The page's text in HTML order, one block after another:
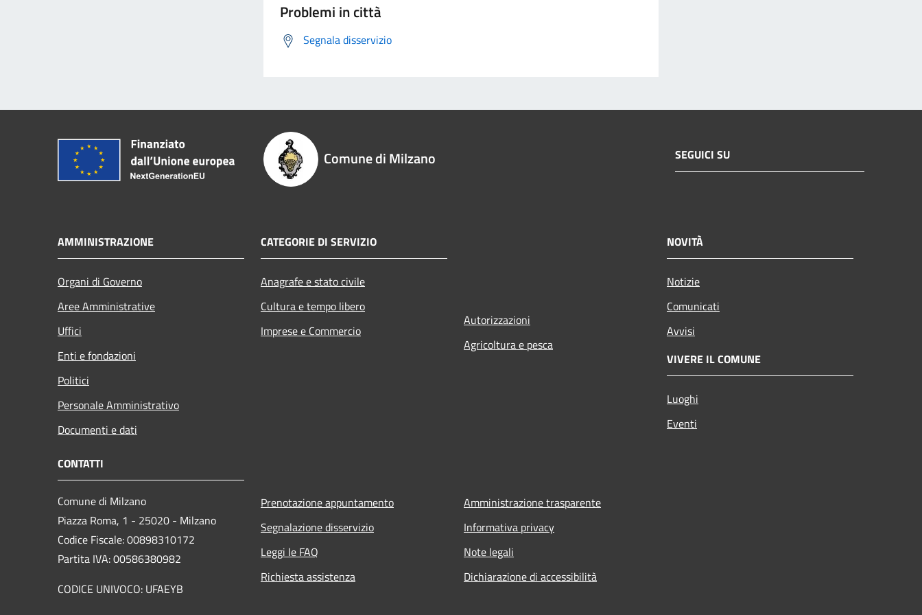
Problemi in città
Segnala disservizio
Comune di Milzano SEGUICI SU
AMMINISTRAZIONE
Organi di Governo
Aree Amministrative
Uffici
Enti e fondazioni
Politici
Personale Amministrativo
Documenti e dati
CATEGORIE DI SERVIZIO
Anagrafe e stato civile
Cultura e tempo libero
Imprese e Commercio
Autorizzazioni
Agricoltura e pesca
NOVITÀ
Notizie
Comunicati
Avvisi
VIVERE IL COMUNE
Luoghi
Eventi
CONTATTI
Comune di Milzano
Piazza Roma, 1 - 25020 - Milzano
Codice Fiscale: 00898310172
Partita IVA: 00586380982
CODICE UNIVOCO: UFAEYB
Prenotazione appuntamento
Segnalazione disservizio
Leggi le FAQ
Richiesta assistenza
Amministrazione trasparente
Informativa privacy
Note legali
Dichiarazione di accessibilità